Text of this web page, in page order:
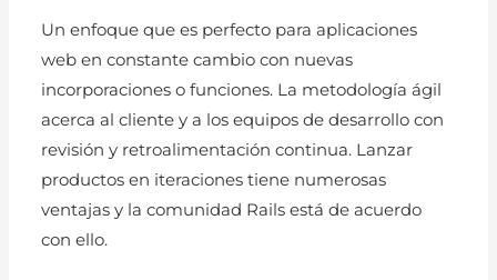
Un enfoque que es perfecto para aplicaciones
web en constante cambio con nuevas
incorporaciones o funciones. La metodología ágil
acerca al cliente y a los equipos de desarrollo con
revisión y retroalimentación continua. Lanzar
productos en iteraciones tiene numerosas
ventajas y la comunidad Rails está de acuerdo
con ello.